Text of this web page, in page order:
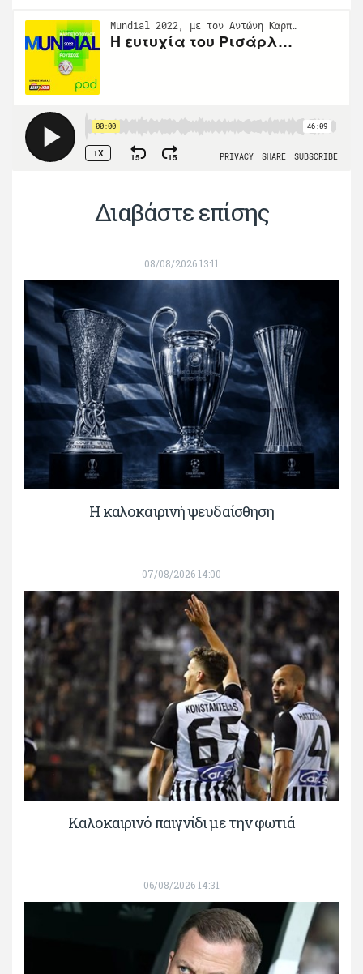
Διαβάστε επίσης
08/08/2026 13:11
Η καλοκαιρινή ψευδαίσθηση
07/08/2026 14:00
Καλοκαιρινό παιγνίδι με την φωτιά
06/08/2026 14:31